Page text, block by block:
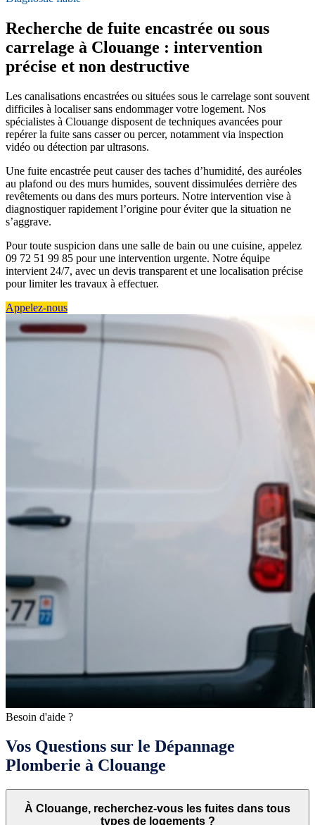
Recherche de fuite encastrée ou sous
carrelage à Clouange : intervention
précise et non destructive
Les canalisations encastrées ou situées sous le carrelage sont souvent
difficiles à localiser sans endommager votre logement. Nos
spécialistes à Clouange disposent de techniques avancées pour
repérer la fuite sans casser ou percer, notamment via inspection
vidéo ou détection par ultrasons.
Une fuite encastrée peut causer des taches d’humidité, des auréoles
au plafond ou des murs humides, souvent dissimulées derrière des
revêtements ou dans des murs porteurs. Notre intervention vise à
diagnostiquer rapidement l’origine pour éviter que la situation ne
s’aggrave.
Pour toute suspicion dans une salle de bain ou une cuisine, appelez
09 72 51 99 85 pour une intervention urgente. Notre équipe
intervient 24/7, avec un devis transparent et une localisation précise
pour limiter les travaux à effectuer.
Appelez-nous
Besoin d'aide ?
Vos Questions sur le Dépannage
Plomberie à Clouange
À Clouange, recherchez-vous les fuites dans tous
types de logements ?